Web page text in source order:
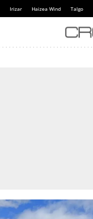
Irizar Haizea Wind Talgo